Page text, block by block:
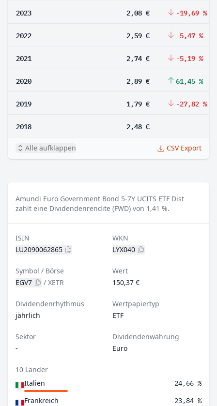
2023 2,08 € -19,69 %
2022 2,59 € -5,47 %
2021 2,74 € -5,19 %
2020 2,89 € 61,45 %
2019 1,79 € -27,82 %
2018 2,48 €
Alle aufklappen CSV Export
Amundi Euro Government Bond 5-7Y UCITS ETF Dist
zahlt eine Dividendenrendite (FWD) von 1,41 %.
ISIN
LU2090062865
WKN
LYX040
Symbol / Börse
EGV7
/ XETR
Wert
150,37 €
Dividendenrhythmus
jährlich
Wertpapiertyp
ETF
Sektor
-
Dividendenwährung
Euro
10 Länder
Italien
24,66 %
Frankreich 23,84 %